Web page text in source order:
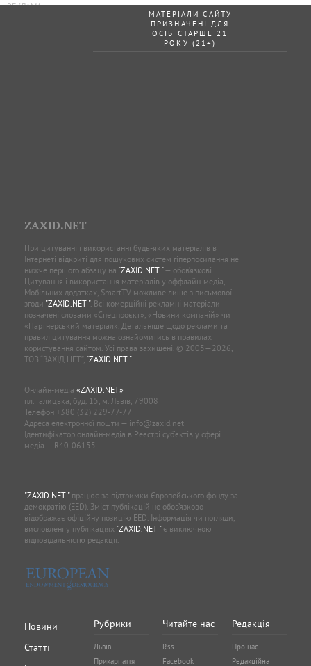
МАТЕРІАЛИ САЙТУ
ПРИЗНАЧЕНІ ДЛЯ
ОСІБ СТАРШЕ 21
РОКУ (21+)
ZAXID.NET
При цитуванні і використанні будь-яких матеріалів в
Інтернеті відкриті для пошукових систем гіперпосилання не
нижче першого абзацу на "ZAXID.NET "— обов’язкові.
Цитування і використання матеріалів у оффлайн-медіа,
Мобільних додатках, SmartTV можливе лише з письмової
згоди "ZAXID.NET ". Всі комерційні рекламні матеріали
позначені словами «Спецпроєкт», «Новини компаній» чи
«Партнерський матеріал». Детальніше щодо реклами та
правил цитування можна ознайомитись в правилах
користування сайтом. Усі права захищені. © 2005—2026,
ТОВ “ЗАХІД.НЕТ”, "ZAXID.NET ".
Онлайн-медіа «ZAXID.NET»
пл. Галицька, буд. 15, м. Львів, 79008
Телефон +380 (32) 229-77-77
Адреса електронної пошти — info@zaxid.net
Ідентифікатор онлайн-медіа в Реєстрі суб'єктів у сфері
медіа — R40-06155
"ZAXID.NET "працює за підтримки Європейського фонду за
демократію (EED). Зміст публікацій не обов’язково
відображає офіційну позицію EED. Інформація чи погляди,
висловлені у публікаціях "ZAXID.NET "є виключною
відповідальністю редакції.
Новини
Статті
Рубрики
Львів
Прикарпаття
Читайте нас
Rss
Facebook
Редакція
Про нас
Редакційна